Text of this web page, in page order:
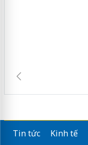
Tin tức Kinh tế